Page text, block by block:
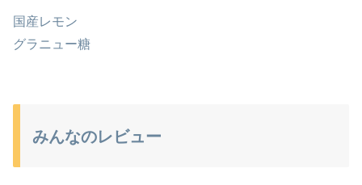
国産レモン
グラニュー糖
みんなのレビュー